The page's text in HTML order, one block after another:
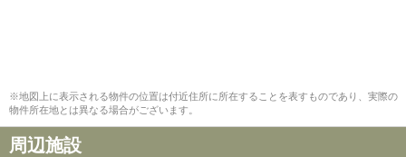
※地図上に表示される物件の位置は付近住所に所在することを表すものであり、実際の
物件所在地とは異なる場合がございます。
周辺施設